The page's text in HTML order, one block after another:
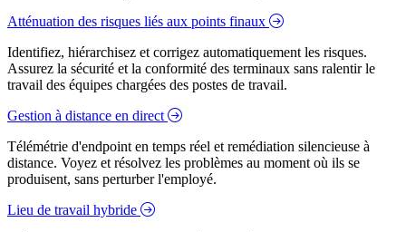
Atténuation des risques liés aux points finaux
Identifiez, hiérarchisez et corrigez automatiquement les risques.
Assurez la sécurité et la conformité des terminaux sans ralentir le
travail des équipes chargées des postes de travail.
Gestion à distance en direct
Télémétrie d'endpoint en temps réel et remédiation silencieuse à
distance. Voyez et résolvez les problèmes au moment où ils se
produisent, sans perturber l'employé.
Lieu de travail hybride